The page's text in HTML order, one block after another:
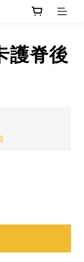
護脊後